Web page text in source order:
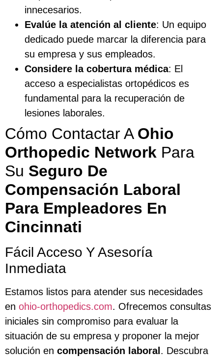
innecesarios.
Evalúe la atención al cliente: Un equipo
dedicado puede marcar la diferencia para
su empresa y sus empleados.
Considere la cobertura médica: El
acceso a especialistas ortopédicos es
fundamental para la recuperación de
lesiones laborales.
Cómo Contactar A Ohio
Orthopedic Network Para
Su Seguro De
Compensación Laboral
Para Empleadores En
Cincinnati
Fácil Acceso Y Asesoría
Inmediata
Estamos listos para atender sus necesidades
en ohio-orthopedics.com. Ofrecemos consultas
iniciales sin compromiso para evaluar la
situación de su empresa y proponer la mejor
solución en compensación laboral . Descubra